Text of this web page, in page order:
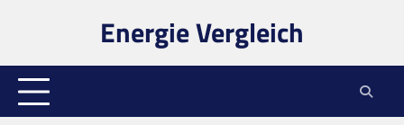
Energie Vergleich